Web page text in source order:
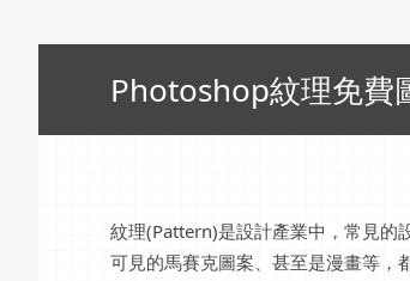
Photoshop紋理免費
紋理(Pattern)是設計產業中，常見的
可見的馬賽克圖案、甚至是漫畫等，